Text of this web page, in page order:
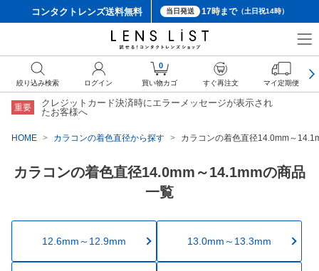
コンタクトレンズ送料無料 当日発送 17時まで（土日祝14時）
重要
クレジットカード決済時にエラーメッセージが表示され
たお客様へ
HOME カラコンの着色直径から探す カラコンの着色直径14.0mm～
カラコンの着色直径14.0mm～14.1mmの商品
一覧
12.6mm～12.9mm 13.0mm～13.3mm
絞り込み検索 ログイン
0
買い物カゴ すぐ再注文 マイ定期便